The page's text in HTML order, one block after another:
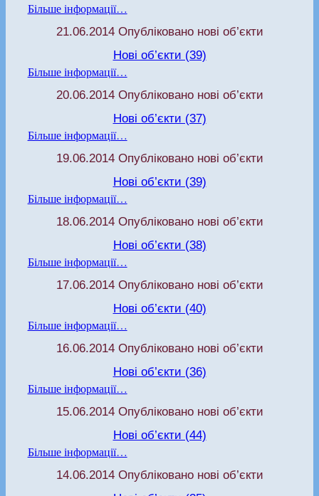
Більше інформації…
21.06.2014 Опубліковано нові об’єкти
Нові об’єкти (39)
Більше інформації…
20.06.2014 Опубліковано нові об’єкти
Нові об’єкти (37)
Більше інформації…
19.06.2014 Опубліковано нові об’єкти
Нові об’єкти (39)
Більше інформації…
18.06.2014 Опубліковано нові об’єкти
Нові об’єкти (38)
Більше інформації…
17.06.2014 Опубліковано нові об’єкти
Нові об’єкти (40)
Більше інформації…
16.06.2014 Опубліковано нові об’єкти
Нові об’єкти (36)
Більше інформації…
15.06.2014 Опубліковано нові об’єкти
Нові об’єкти (44)
Більше інформації…
14.06.2014 Опубліковано нові об’єкти